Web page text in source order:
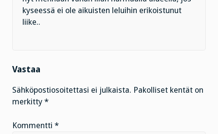
kyseessä ei ole aikuisten leluihin erikoistunut
liike..
Vastaa
Sähköpostiosoitettasi ei julkaista. Pakolliset kentät on
merkitty *
Kommentti *